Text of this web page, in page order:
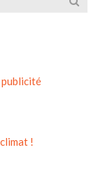
publicité
!